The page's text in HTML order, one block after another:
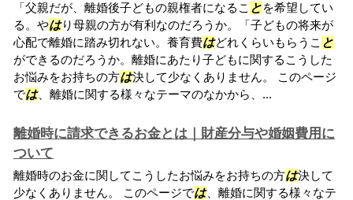
「父親だが、離婚後子どもの親権者になるこ とを希望してい
る。やはり母親の方が有利なのだろうか。「子どもの将来が
心配で離婚に踏み切れない。養育費はどれくらいもらうこ と
ができるのだろうか。離婚にあたり子どもに関するこうした
お悩みをお持ちの方は決して少なくありません。 このページ
では、離婚に関する様々なテーマのなかから、...
離婚時に請求できるお金とは｜財産分与や婚姻費用に
ついて
離婚時のお金に関してこうしたお悩みをお持ちの方は決して
少なくありません。 このページでは、離婚に関する様々なテ